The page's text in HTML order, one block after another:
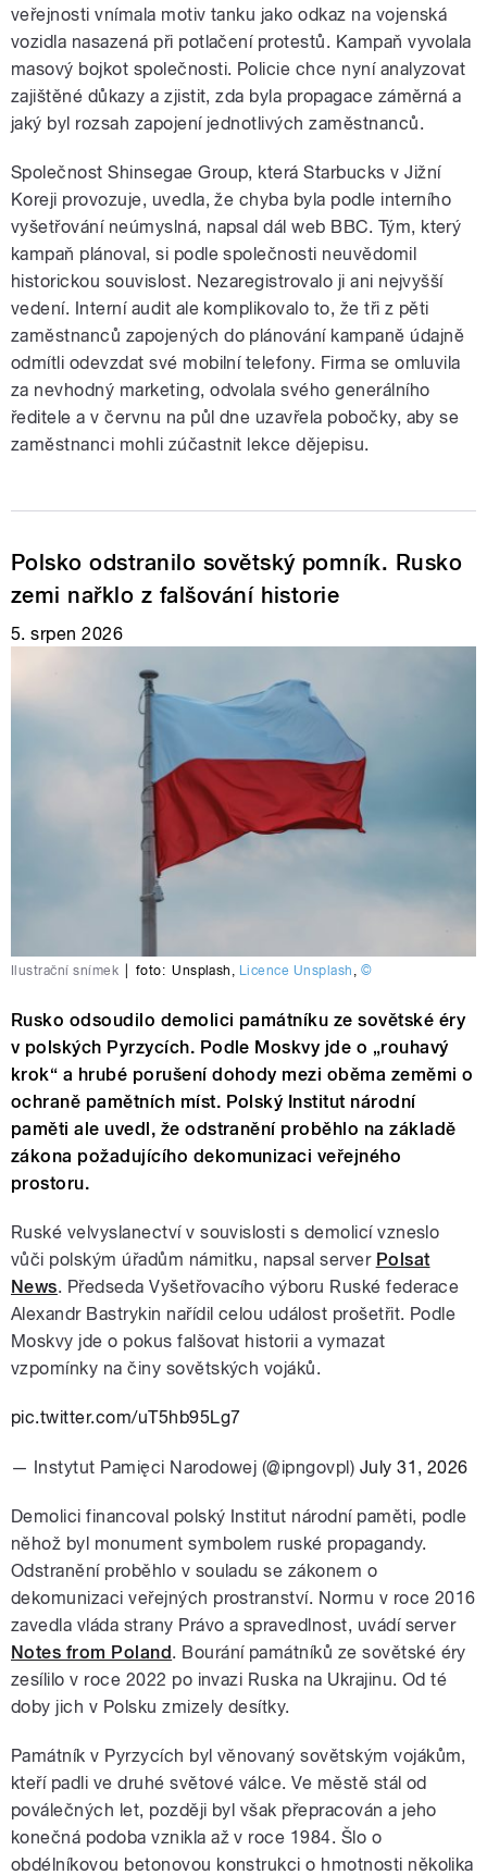
veřejnosti vnímala motiv tanku jako odkaz na vojenská
vozidla nasazená při potlačení protestů. Kampaň vyvolala
masový bojkot společnosti. Policie chce nyní analyzovat
zajištěné důkazy a zjistit, zda byla propagace záměrná a
jaký byl rozsah zapojení jednotlivých zaměstnanců.
Společnost Shinsegae Group, která Starbucks v Jižní
Koreji provozuje, uvedla, že chyba byla podle interního
vyšetřování neúmyslná, napsal dál web BBC. Tým, který
kampaň plánoval, si podle společnosti neuvědomil
historickou souvislost. Nezaregistrovalo ji ani nejvyšší
vedení. Interní audit ale komplikovalo to, že tři z pěti
zaměstnanců zapojených do plánování kampaně údajně
odmítli odevzdat své mobilní telefony. Firma se omluvila
za nevhodný marketing, odvolala svého generálního
ředitele a v červnu na půl dne uzavřela pobočky, aby se
zaměstnanci mohli zúčastnit lekce dějepisu.
Polsko odstranilo sovětský pomník. Rusko
zemi nařklo z falšování historie
5. srpen 2026
Ilustrační snímek foto: Unsplash , Licence Unsplash , ©
Rusko odsoudilo demolici památníku ze sovětské éry
v polských Pyrzycích. Podle Moskvy jde o „rouhavý
krok“ a hrubé porušení dohody mezi oběma zeměmi o
ochraně pamětních míst. Polský Institut národní
paměti ale uvedl, že odstranění proběhlo na základě
zákona požadujícího dekomunizaci veřejného
prostoru.
Ruské velvyslanectví v souvislosti s demolicí vzneslo
vůči polským úřadům námitku, napsal server Polsat
News. Předseda Vyšetřovacího výboru Ruské federace
Alexandr Bastrykin nařídil celou událost prošetřit. Podle
Moskvy jde o pokus falšovat historii a vymazat
vzpomínky na činy sovětských vojáků.
pic.twitter.com/uT5hb95Lg7
— Instytut Pamięci Narodowej (@ipngovpl) July 31, 2026
Demolici financoval polský Institut národní paměti, podle
něhož byl monument symbolem ruské propagandy.
Odstranění proběhlo v souladu se zákonem o
dekomunizaci veřejných prostranství. Normu v roce 2016
zavedla vláda strany Právo a spravedlnost, uvádí server
Notes from Poland. Bourání památníků ze sovětské éry
zesílilo v roce 2022 po invazi Ruska na Ukrajinu. Od té
doby jich v Polsku zmizely desítky.
Památník v Pyrzycích byl věnovaný sovětským vojákům,
kteří padli ve druhé světové válce. Ve městě stál od
poválečných let, později byl však přepracován a jeho
konečná podoba vznikla až v roce 1984. Šlo o
obdélníkovou betonovou konstrukci o hmotnosti několika